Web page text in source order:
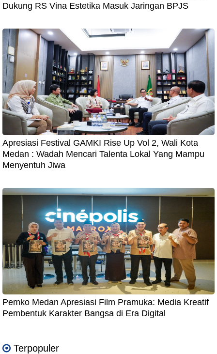
Dukung RS Vina Estetika Masuk Jaringan BPJS
Apresiasi Festival GAMKI Rise Up Vol 2, Wali Kota
Medan : Wadah Mencari Talenta Lokal Yang Mampu
Menyentuh Jiwa
Pemko Medan Apresiasi Film Pramuka: Media Kreatif
Pembentuk Karakter Bangsa di Era Digital
Terpopuler